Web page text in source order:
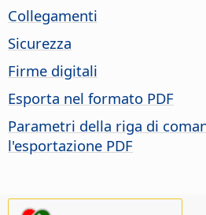
Collegamenti
Sicurezza
Firme digitali
Esporta nel formato PDF
Parametri della riga di
l'esportazione PDF